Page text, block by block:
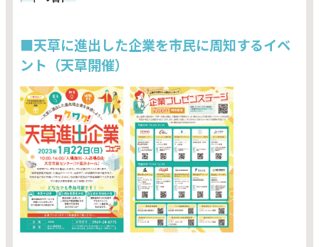
■天草に進出した企業を市民に周知するイベ
ント（天草開催）